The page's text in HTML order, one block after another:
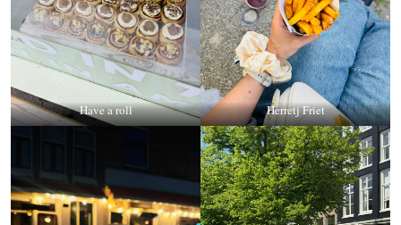
Have a roll Herretj Friet